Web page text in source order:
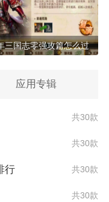
三国志零强攻篇怎么过
应用专辑
共30款
共30款
行 共30款
共30款